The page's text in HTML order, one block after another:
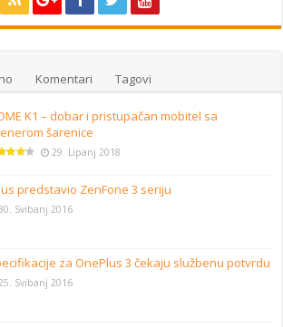
Komentari Tagovi
K1 – dobar i pristupačan mobitel sa
šarenice
29. Lipanj 2018
predstavio ZenFone 3 seriju
30. Svibanj 2016
za OnePlus 3 čekaju službenu potvrdu
Svibanj 2016